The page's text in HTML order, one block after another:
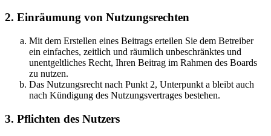
2. Einräumung von Nutzungsrechten
Mit dem Erstellen eines Beitrags erteilen Sie dem Betreiber
ein einfaches, zeitlich und räumlich unbeschränktes und
unentgeltliches Recht, Ihren Beitrag im Rahmen des Boards
zu nutzen.
Das Nutzungsrecht nach Punkt 2, Unterpunkt a bleibt auch
nach Kündigung des Nutzungsvertrages bestehen.
3. Pflichten des Nutzers